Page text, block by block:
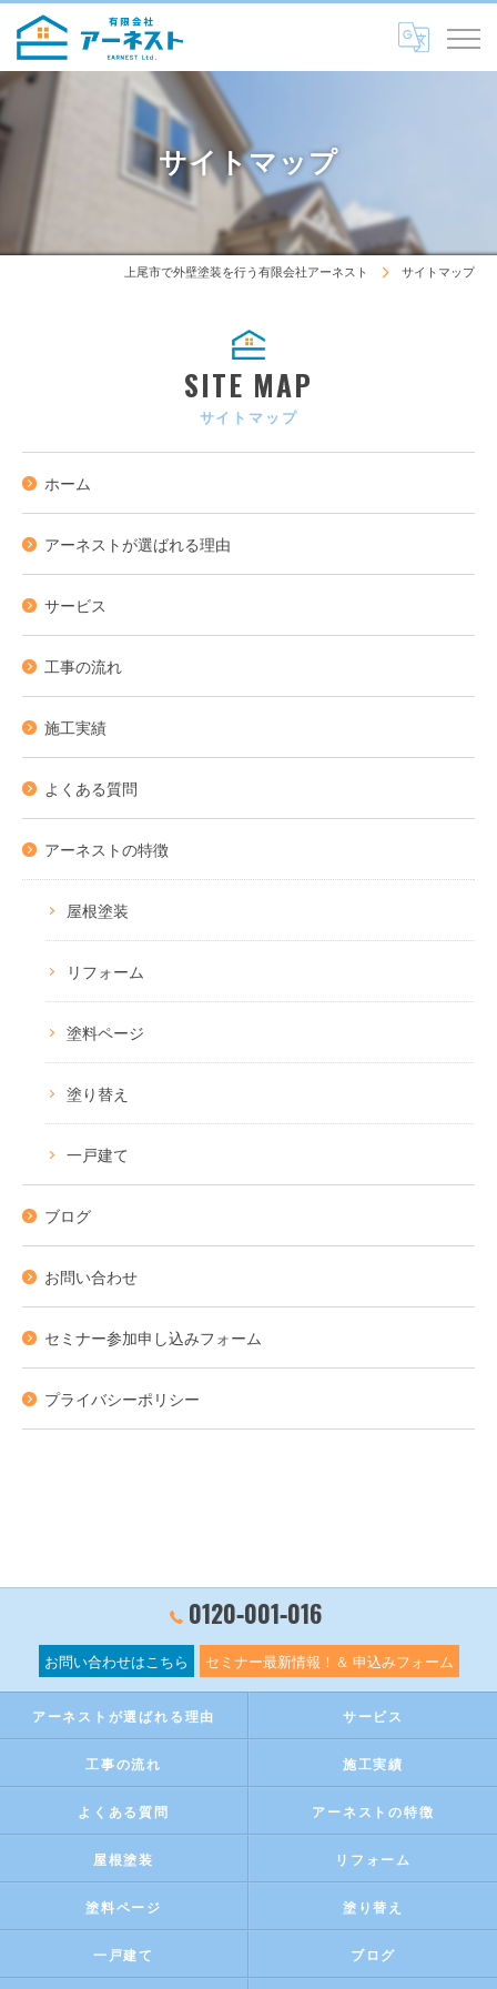
サイトマップ
上尾市で外壁塗装を行う有限会社アーネスト サイトマップ
サイトマップ
SITE MAP
ホーム
アーネストが選ばれる理由
サービス
工事の流れ
施工実績
よくある質問
アーネストの特徴
屋根塗装
リフォーム
塗料ページ
塗り替え
一戸建て
ブログ
お問い合わせ
セミナー参加申し込みフォーム
プライバシーポリシー
0120‐001‐016
お問い合わせはこちら セミナー最新情報！＆ 申込みフォーム
アーネストが選ばれる理由 サービス
工事の流れ 施工実績
よくある質問 アーネストの特徴
屋根塗装 リフォーム
塗料ページ 塗り替え
一戸建て ブログ
友だち追加はこちらをタップ